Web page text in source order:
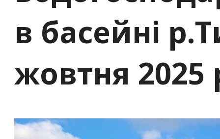
в басейні
жовтня 2025